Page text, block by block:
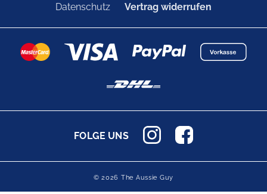
Datenschutz Vertrag widerrufen
FOLGE UNS
© 2026 The Aussie Guy